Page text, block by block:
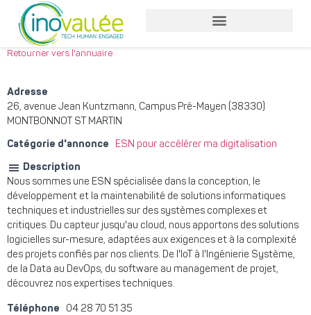
Retourner vers l'annuaire
Adresse
26, avenue Jean Kuntzmann, Campus Pré-Mayen (38330)
MONTBONNOT ST MARTIN
Catégorie d'annonce ESN pour accélérer ma digitalisation
Description
Nous sommes une ESN spécialisée dans la conception, le
développement et la maintenabilité de solutions informatiques
techniques et industrielles sur des systèmes complexes et
critiques. Du capteur jusqu'au cloud, nous apportons des solutions
logicielles sur-mesure, adaptées aux exigences et à la complexité
des projets confiés par nos clients. De l'IoT à l'Ingénierie Système,
de la Data au DevOps, du software au management de projet,
découvrez nos expertises techniques.
Téléphone 04 28 70 51 35